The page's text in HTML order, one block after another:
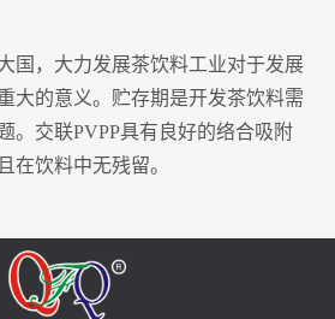
国，大力发展茶饮料工业对于发展
大的意义。贮存期是开发茶饮料需
。交联PVPP具有良好的络合吸附
在饮料中无残留。